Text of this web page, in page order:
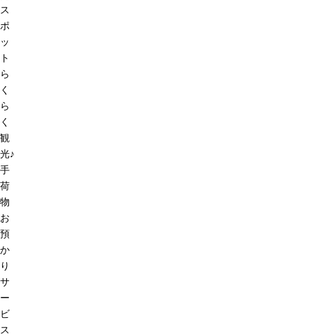
ス
ポ
ッ
ト
ら
く
ら
く
観
光♪
手
荷
物
お
預
か
り
サ
ー
ビ
ス